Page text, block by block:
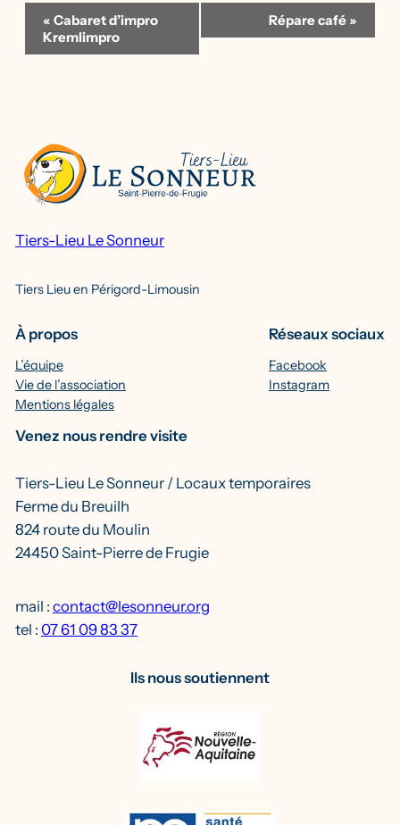
Navigation
Évènement
« Cabaret d’impro
Kremlimpro
Répare café »
Tiers-Lieu Le Sonneur
Tiers Lieu en Périgord-Limousin
À propos
L’équipe
Vie de l’association
Mentions légales
Réseaux sociaux
Facebook
Instagram
Venez nous rendre visite
Tiers-Lieu Le Sonneur / Locaux temporaires
Ferme du Breuilh
824 route du Moulin
24450 Saint-Pierre de Frugie
mail : contact@lesonneur.org
tel : 07 61 09 83 37
Ils nous soutiennent